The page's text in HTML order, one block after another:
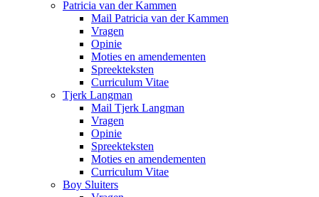
Patricia van der Kammen
Mail Patricia van der Kammen
Vragen
Opinie
Moties en amendementen
Spreekteksten
Curriculum Vitae
Tjerk Langman
Mail Tjerk Langman
Vragen
Opinie
Spreekteksten
Moties en amendementen
Curriculum Vitae
Boy Sluiters